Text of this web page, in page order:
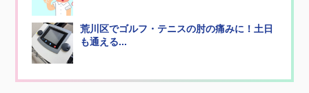
荒川区でゴルフ・テニスの肘の痛みに！土日
も通える...